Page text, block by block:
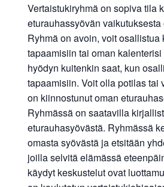
Vertaistukiryhmä on sopiva tila
eturauhassyövän
Ryhmä on avoin, voit osallistua
tapaamisiin tai oman
hyödyn kuitenkin saat, kun
tapaamisiin. Voit olla potilas tai
on kiinnostunut oman
Ryhmässä on saatavilla
eturauhasyövästä. Ryhmässä
omasta syövästä ja etsitään
joilla selvitä elämässä
käydyt keskustelut ovat